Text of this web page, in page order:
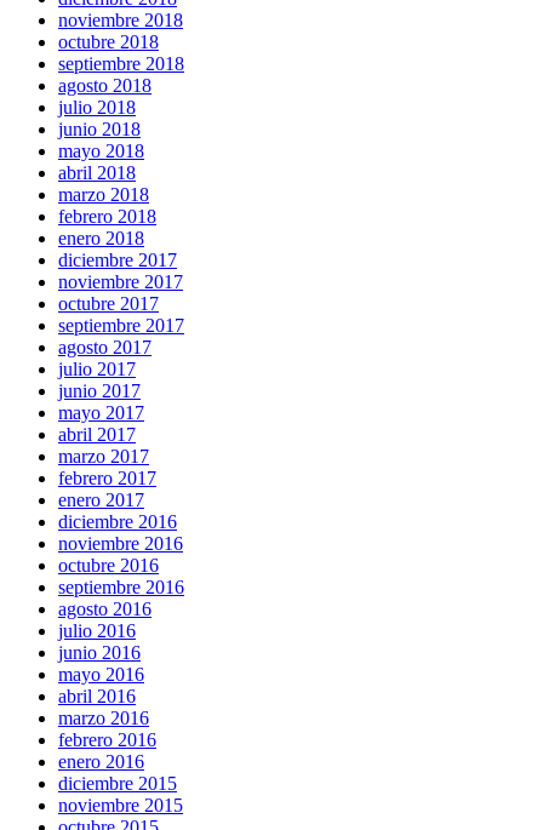
noviembre 2018
octubre 2018
septiembre 2018
agosto 2018
julio 2018
junio 2018
mayo 2018
abril 2018
marzo 2018
febrero 2018
enero 2018
diciembre 2017
noviembre 2017
octubre 2017
septiembre 2017
agosto 2017
julio 2017
junio 2017
mayo 2017
abril 2017
marzo 2017
febrero 2017
enero 2017
diciembre 2016
noviembre 2016
octubre 2016
septiembre 2016
agosto 2016
julio 2016
junio 2016
mayo 2016
abril 2016
marzo 2016
febrero 2016
enero 2016
diciembre 2015
noviembre 2015